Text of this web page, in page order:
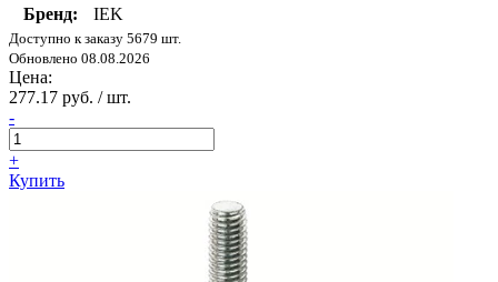
Бренд:
IEK
Доступно к заказу 5679 шт.
Обновлено 08.08.2026
Цена:
277.17 руб. / шт.
-
+
Купить